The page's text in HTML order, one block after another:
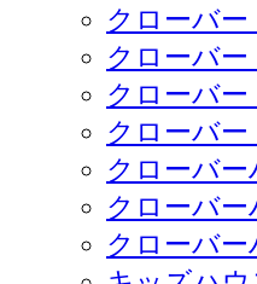
クローバ
クローバ
クローバ
クローバー
クローバー
クローバー
クローバ